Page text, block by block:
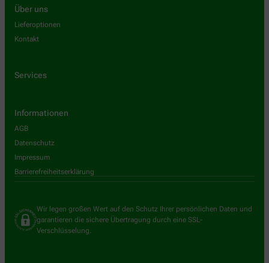
Über uns
Lieferoptionen
Kontakt
Services
Informationen
AGB
Datenschutz
Impressum
Barrierefreiheitserklärung
Wir legen großen Wert auf den Schutz Ihrer persönlichen Daten und
garantieren die sichere Übertragung durch eine SSL-
Verschlüsselung.